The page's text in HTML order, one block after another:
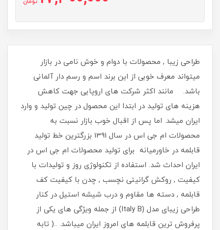
طراحی زیبا , محصولات با دوام و خوش نامی در بازار
میتواند معرف خوبی از این برند اسم و رسم دار آلمانی
باشد. مانند اکثر شرکت های اروپایی جهت کاهش
هزینه های تولید در ابتدا این محصول در چین تولید و وارد
ایران میشد. اما پس از اقبال خوب بازار نسبت به
محصولات ام جی اس در سال 1391 بزرگترین خط تولید
قابلمه در خاورمیانه برای تولید محصولات ام جی اس در
ایران احداث شد. استفاده از تکنولوژی روز و تولیدات با
کیفیت , روکش گرانیتی نچسب , چدن با کیفیت کف
قابلمه , دسته ها مقاوم و درب شیشه استیل در کنار
طراحی زیبای مدل (Italy B) از جمله ویژگی های یکی از
پرفروش ترین قابلمه های امروز ایران میباشد. ..( تابه